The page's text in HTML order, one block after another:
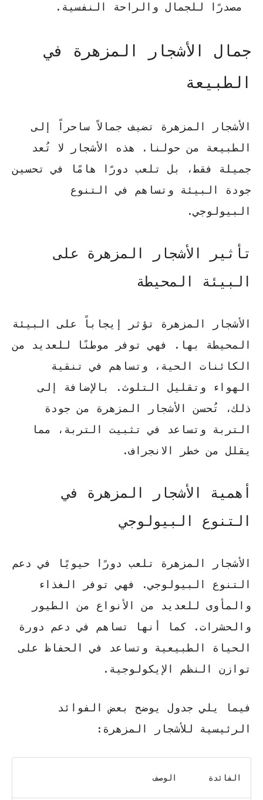
مصدرًا للجمال والراحة النفسية.
جمال الأشجار المزهرة في
الطبيعة
الأشجار المزهرة تضيف جمالاً ساحراً إلى
الطبيعة من حولنا. هذه الأشجار لا تُعد
جميلة فقط، بل تلعب دورًا هامًا في تحسين
جودة البيئة وتساهم في التنوع
البيولوجي.
تأثير الأشجار المزهرة على
البيئة المحيطة
الأشجار المزهرة تؤثر إيجاباً على البيئة
المحيطة بها. فهي توفر موطنًا للعديد من
الكائنات الحية، وتساهم في تنقية
الهواء وتقليل التلوث. بالإضافة إلى
ذلك، تُحسن الأشجار المزهرة من جودة
التربة وتساعد في تثبيت التربة، مما
يقلل من خطر الانجراف.
أهمية الأشجار المزهرة في
التنوع البيولوجي
الأشجار المزهرة تلعب دورًا حيويًا في دعم
التنوع البيولوجي. فهي توفر الغذاء
والمأوى للعديد من الأنواع من الطيور
والحشرات. كما أنها تساهم في دعم دورة
الحياة الطبيعية وتساعد في الحفاظ على
توازن النظم الإيكولوجية.
فيما يلي جدول يوضح بعض الفوائد
الرئيسية للأشجار المزهرة:
الفائدة الوصف